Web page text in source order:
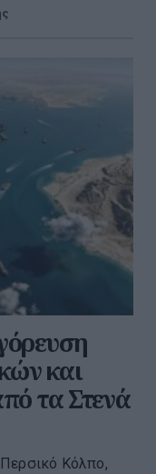
και
τα Στενά
Κόλπο,